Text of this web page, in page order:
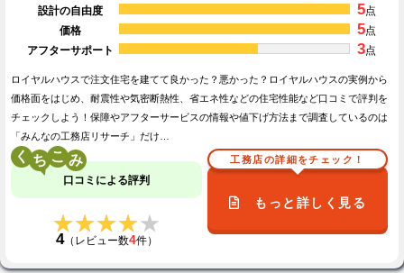
設計の自由度
5点
価格
5点
アフターサポート
3点
ロイヤルハウスで注文住宅を建てて良かった？悪かった？ロイヤルハウスの実例から
価格面をはじめ、耐震性や気密断熱性、省エネ性などの住宅性能など口コミで評判を
チェックしよう！保障やアフターサービスの情報や値下げ方法まで調査しているのは
「みんなの工務店リサーチ」だけ…
く こ
口コミによる評判
★★★★★
★★★★★
4（レビュー数4件）
工務店の詳細をチェック！
もっと詳しく見る